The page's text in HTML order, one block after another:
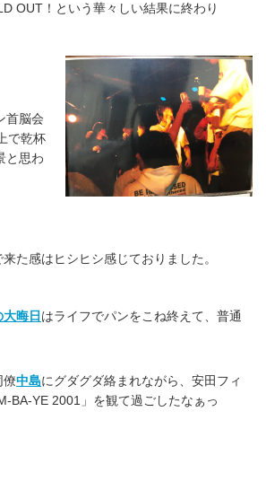
OUT！という華々しい結果に終わり
首脳会
で乾杯
と思わ
た感はヒシヒシ感じておりました。
晦日 はライフでパンをこね終えて、普通
僚中島にグダグダ絡まれながら、安田フィ
BA-YE 2001」を観て過ごしたなぁっ